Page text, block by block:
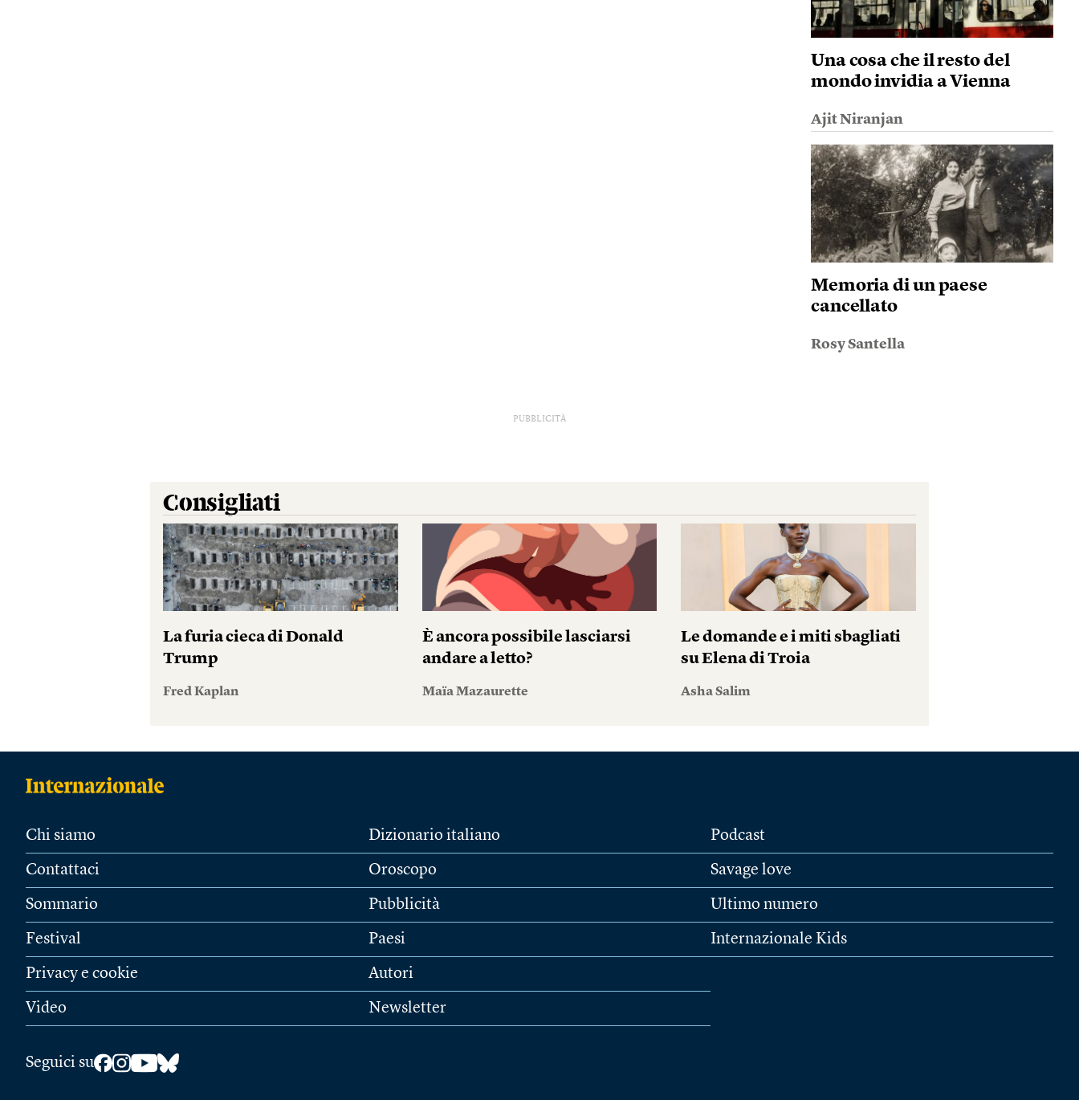
Una cosa che il resto del
mondo invidia a Vienna
Ajit Niranjan
Memoria di un paese
cancellato
Rosy Santella
PUBBLICITÀ
Consigliati
La furia cieca di Donald
Trump
Fred Kaplan
È ancora possibile lasciarsi
andare a letto?
Maïa Mazaurette
Le domande e i miti sbagliati
su Elena di Troia
Asha Salim
Chi siamo
Contattaci
Sommario
Festival
Privacy e cookie
Video
Dizionario italiano
Oroscopo
Pubblicità
Paesi
Autori
Newsletter
Podcast
Savage love
Ultimo numero
Internazionale Kids
Seguici su